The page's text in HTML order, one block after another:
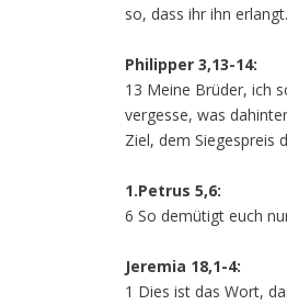
so, dass ihr ihn erlangt.
Philipper 3,13-14:
13 Meine Brüder, ich
vergesse, was
Ziel, dem Siegespreis
1.Petrus 5,6:
6 So demütigt euch
Jeremia 18,1-4:
1 Dies ist das Wort,